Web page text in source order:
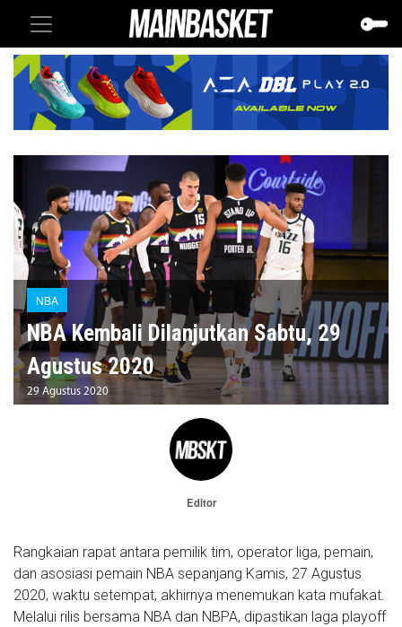
NBA
NBA Kembali Dilanjutkan Sabtu, 29
Agustus 2020
29 Agustus 2020
Editor
Rangkaian rapat antara pemilik tim, operator liga, pemain,
dan asosiasi pemain NBA sepanjang Kamis, 27 Agustus
2020, waktu setempat, akhirnya menemukan kata mufakat.
Melalui rilis bersama NBA dan NBPA, dipastikan laga playoff